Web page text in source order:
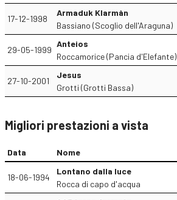
17-12-1998
Armaduk Klarmàn
Bassiano (Scoglio dell'Araguna)
29-05-1999
Anteios
Roccamorice (Pancia d'Elefante)
27-10-2001
Jesus
Grotti (Grotti Bassa)
Migliori prestazioni a vista
Data Nome
18-06-1994
Lontano dalla luce
Rocca di capo d'acqua